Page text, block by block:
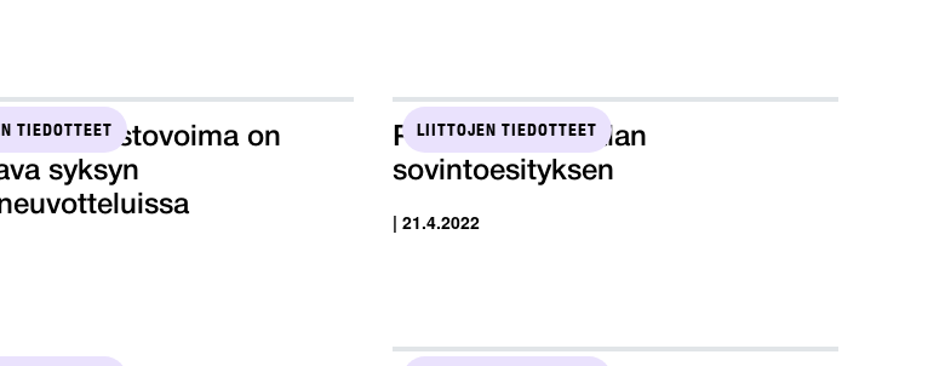
TIEDOTTEETostovoima on
syksyn
LIITTOJEN TIEDOTTEET
Pro hylkäsi ict-alan
sovintoesityksen
| 21.4.2022